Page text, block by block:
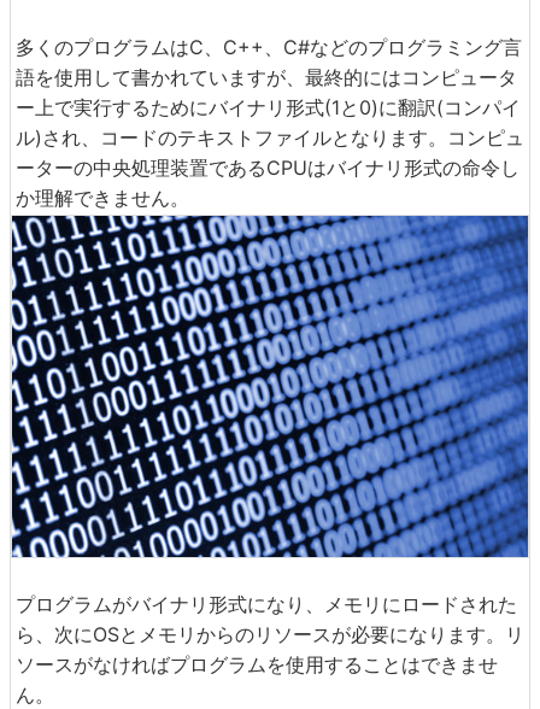
多くのプログラムはC、C++、C#などのプログラミング言
語を使用して書かれていますが、最終的にはコンピュータ
ー上で実行するためにバイナリ形式(1と0)に翻訳(コンパイ
ル)され、コードのテキストファイルとなります。コンピュ
ーターの中央処理装置であるCPUはバイナリ形式の命令し
か理解できません。
プログラムがバイナリ形式になり、メモリにロードされた
ら、次にOSとメモリからのリソースが必要になります。リ
ソースがなければプログラムを使用することはできませ
ん。